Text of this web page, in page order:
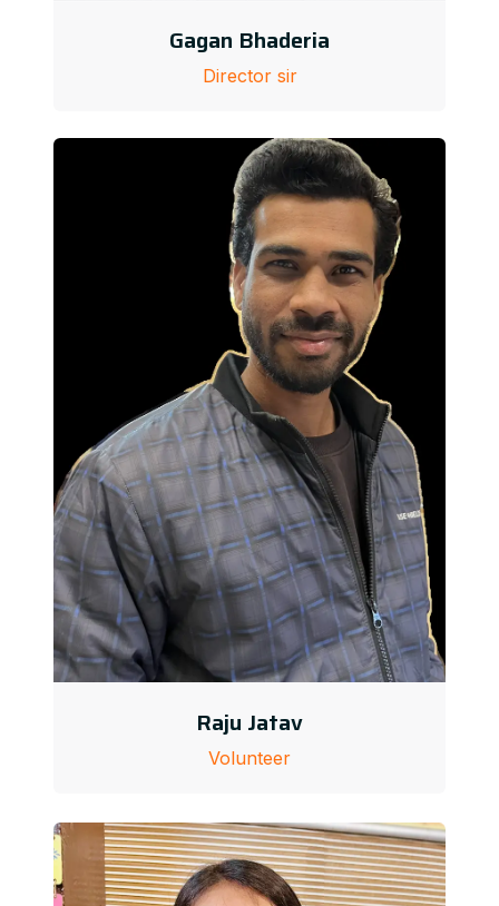
Gagan Bhaderia
Director sir
Raju Jatav
Volunteer